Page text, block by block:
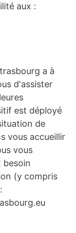
aux :
a à
d'assister
est déployé
de
vous accueillir
vous
besoin
(y compris